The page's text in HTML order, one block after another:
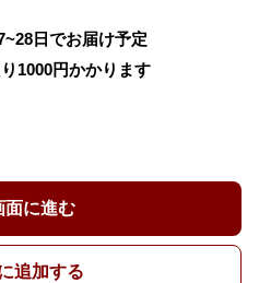
日でお届け予定
1000円かかります
面に進む
追加する